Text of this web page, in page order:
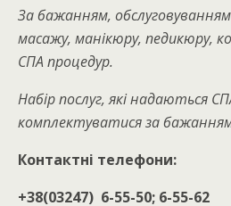
За бажанням, обслуговуванням
масажу, манікюру, педикюру,
СПА процедур.
Набір послуг, які надаються
комплектуватися за
Контактні телефони:
+38(03247) 6-55-50; 6-55-62